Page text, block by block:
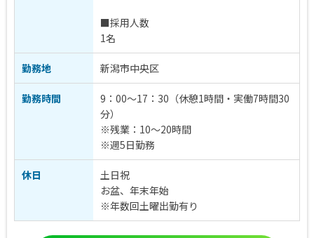
■採用人数
1名
勤務地 新潟市中央区
勤務時間
9：00～17：30（休憩1時間・実働7時間30
分）
※残業：10～20時間
※週5日勤務
休日
土日祝
お盆、年末年始
※年数回土曜出勤有り